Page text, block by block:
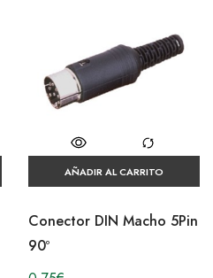
AÑADIR AL CARRITO
Conector DIN Macho 5Pin
90º